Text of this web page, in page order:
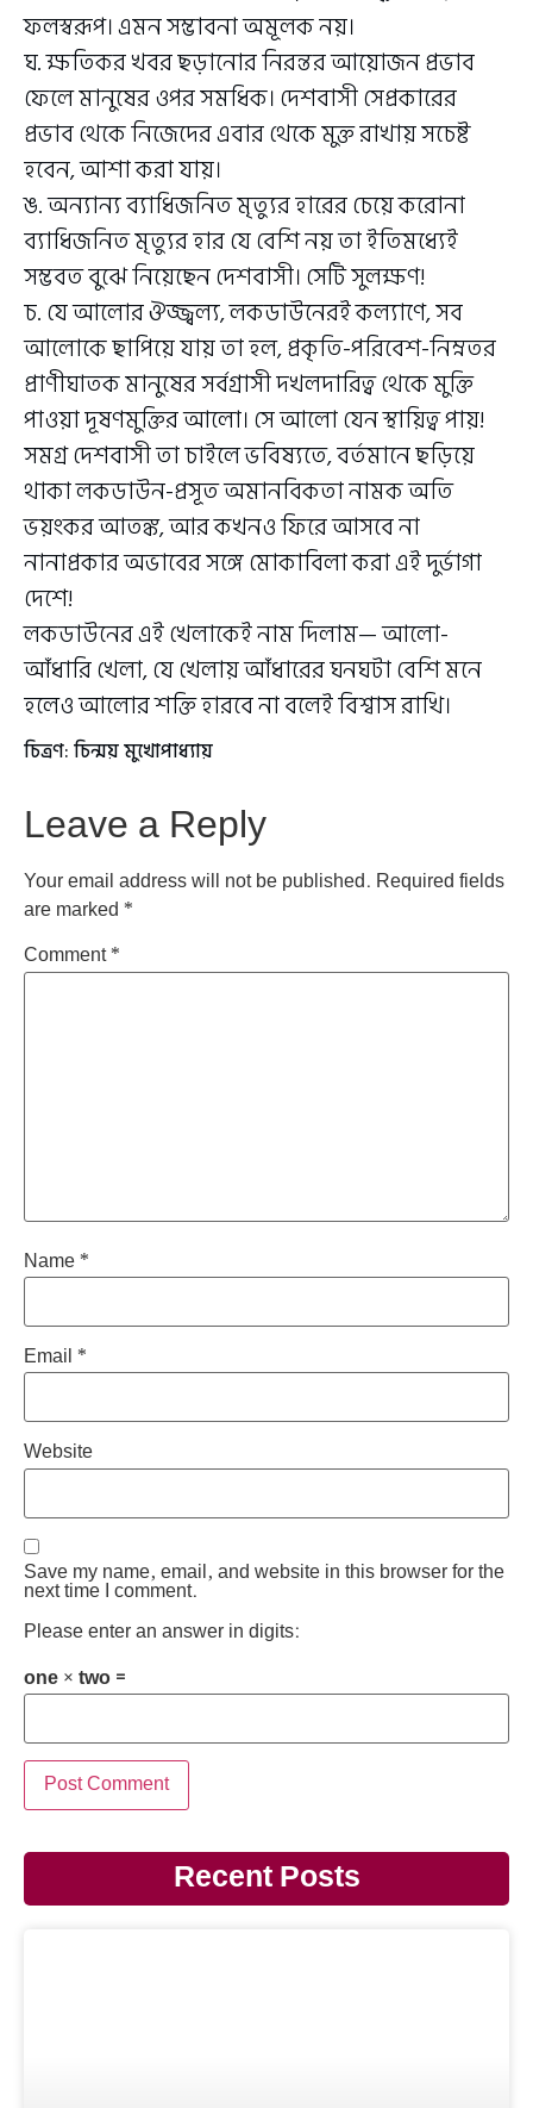
ফলস্বরূপ। এমন সম্ভাবনা অমূলক নয়।
ঘ. ক্ষতিকর খবর ছড়ানোর নিরন্তর আয়োজন প্রভাব
ফেলে মানুষের ওপর সমধিক। দেশবাসী সেপ্রকারের
প্রভাব থেকে নিজেদের এবার থেকে মুক্ত রাখায় সচেষ্ট
হবেন, আশা করা যায়।
ঙ. অন্যান্য ব্যাধিজনিত মৃত্যুর হারের চেয়ে করোনা
ব্যাধিজনিত মৃত্যুর হার যে বেশি নয় তা ইতিমধ্যেই
সম্ভবত বুঝে নিয়েছেন দেশবাসী। সেটি সুলক্ষণ!
চ. যে আলোর ঔজ্জ্বল্য, লকডাউনেরই কল্যাণে, সব
আলোকে ছাপিয়ে যায় তা হল, প্রকৃতি-পরিবেশ-নিম্নতর
প্রাণীঘাতক মানুষের সর্বগ্রাসী দখলদারিত্ব থেকে মুক্তি
পাওয়া দূষণমুক্তির আলো। সে আলো যেন স্থায়িত্ব পায়!
সমগ্র দেশবাসী তা চাইলে ভবিষ্যতে, বর্তমানে ছড়িয়ে
থাকা লকডাউন-প্রসূত অমানবিকতা নামক অতি
ভয়ংকর আতঙ্ক, আর কখনও ফিরে আসবে না
নানাপ্রকার অভাবের সঙ্গে মোকাবিলা করা এই দুর্ভাগা
দেশে!
লকডাউনের এই খেলাকেই নাম দিলাম— আলো-
আঁধারি খেলা, যে খেলায় আঁধারের ঘনঘটা বেশি মনে
হলেও আলোর শক্তি হারবে না বলেই বিশ্বাস রাখি।
চিত্রণ: চিন্ময় মুখোপাধ্যায়
Leave a Reply
Your email address will not be published. Required fields
are marked *
Comment*
Name *
Email *
Website
Save my name, email, and website in this browser for the
next time I comment.
Please enter an answer in digits:
one × two =
Recent Posts